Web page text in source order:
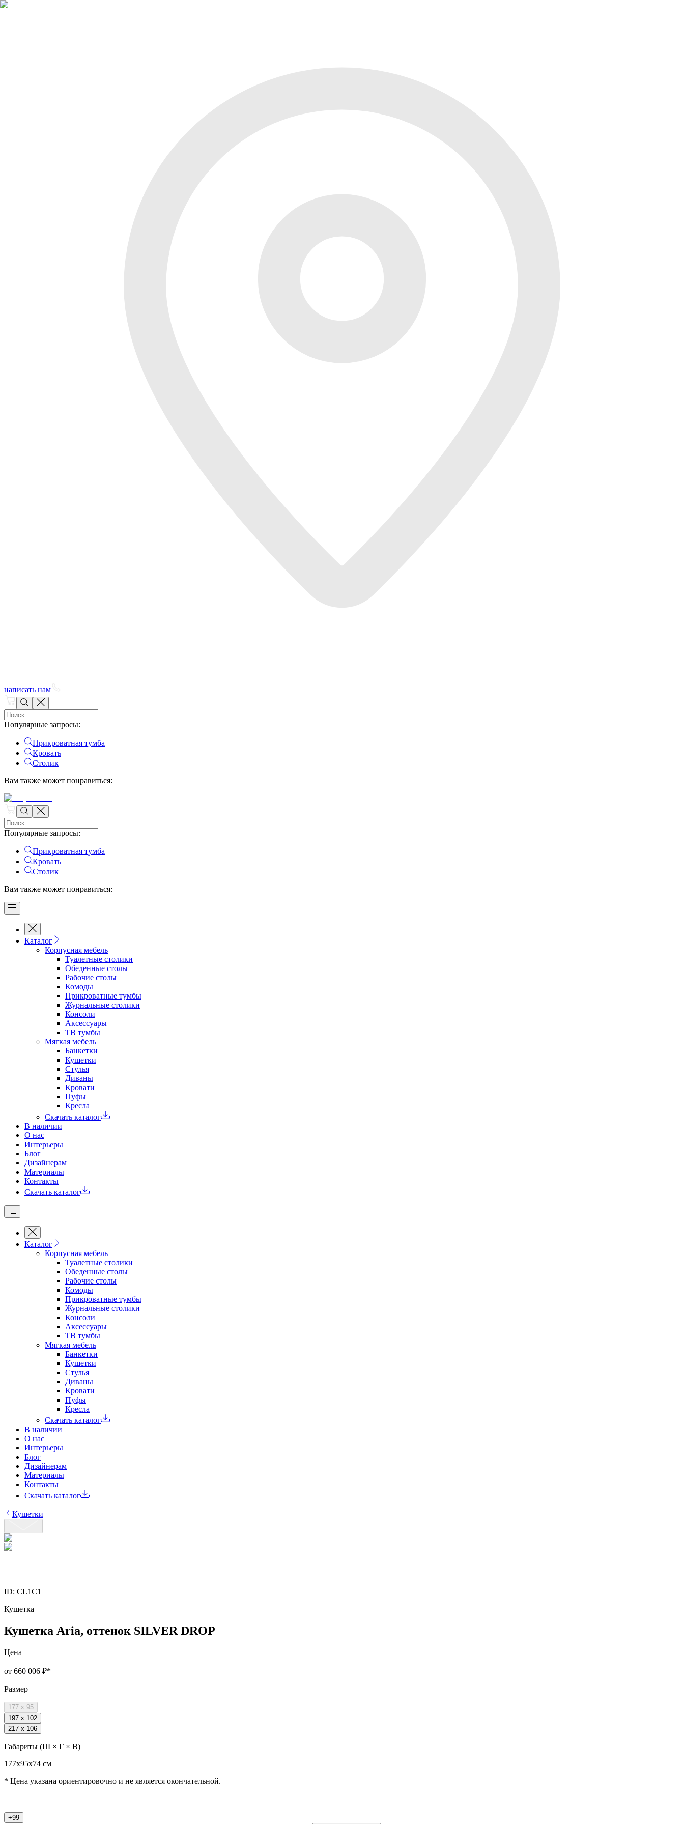
написать нам
Популярные запросы:
Прикроватная тумба
Кровать
Столик
Вам также может понравиться:
Популярные запросы:
Прикроватная тумба
Кровать
Столик
Вам также может понравиться:
Каталог
Корпусная мебель
Туалетные столики
Обеденные cтолы
Рабочие столы
Комоды
Прикроватные тумбы
Журнальные столики
Консоли
Аксессуары
ТВ тумбы
Мягкая мебель
Банкетки
Кушетки
Стулья
Диваны
Кровати
Пуфы
Кресла
Скачать каталог
В наличии
О нас
Интерьеры
Блог
Дизайнерам
Материалы
Контакты
Скачать каталог
Каталог
Корпусная мебель
Туалетные столики
Обеденные cтолы
Рабочие столы
Комоды
Прикроватные тумбы
Журнальные столики
Консоли
Аксессуары
ТВ тумбы
Мягкая мебель
Банкетки
Кушетки
Стулья
Диваны
Кровати
Пуфы
Кресла
Скачать каталог
В наличии
О нас
Интерьеры
Блог
Дизайнерам
Материалы
Контакты
Скачать каталог
Кушетки
ID: CL1C1
Кушетка
Кушетка Aria, оттенок SILVER DROP
Цена
от 660 006 ₽*
Размер
177 x 95
197 x 102
217 x 106
Габариты (Ш × Г × В)
177х95х74 cм
* Цена указана ориентировочно и не является окончательной.
+99